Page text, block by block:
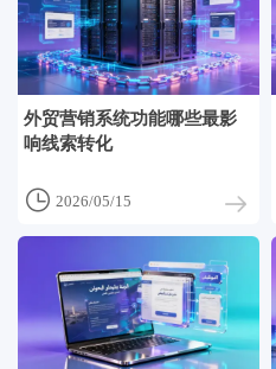
外贸营销系统功能哪些最影
响线索转化
 2026/05/15